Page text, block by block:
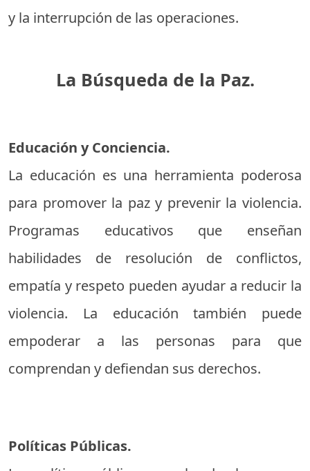
y la interrupción de las operaciones.
La Búsqueda de la Paz.
Educación y Conciencia.
La educación es una herramienta poderosa
para promover la paz y prevenir la violencia.
Programas educativos que enseñan
habilidades de resolución de conflictos,
empatía y respeto pueden ayudar a reducir la
violencia. La educación también puede
empoderar a las personas para que
comprendan y defiendan sus derechos.
Políticas Públicas.